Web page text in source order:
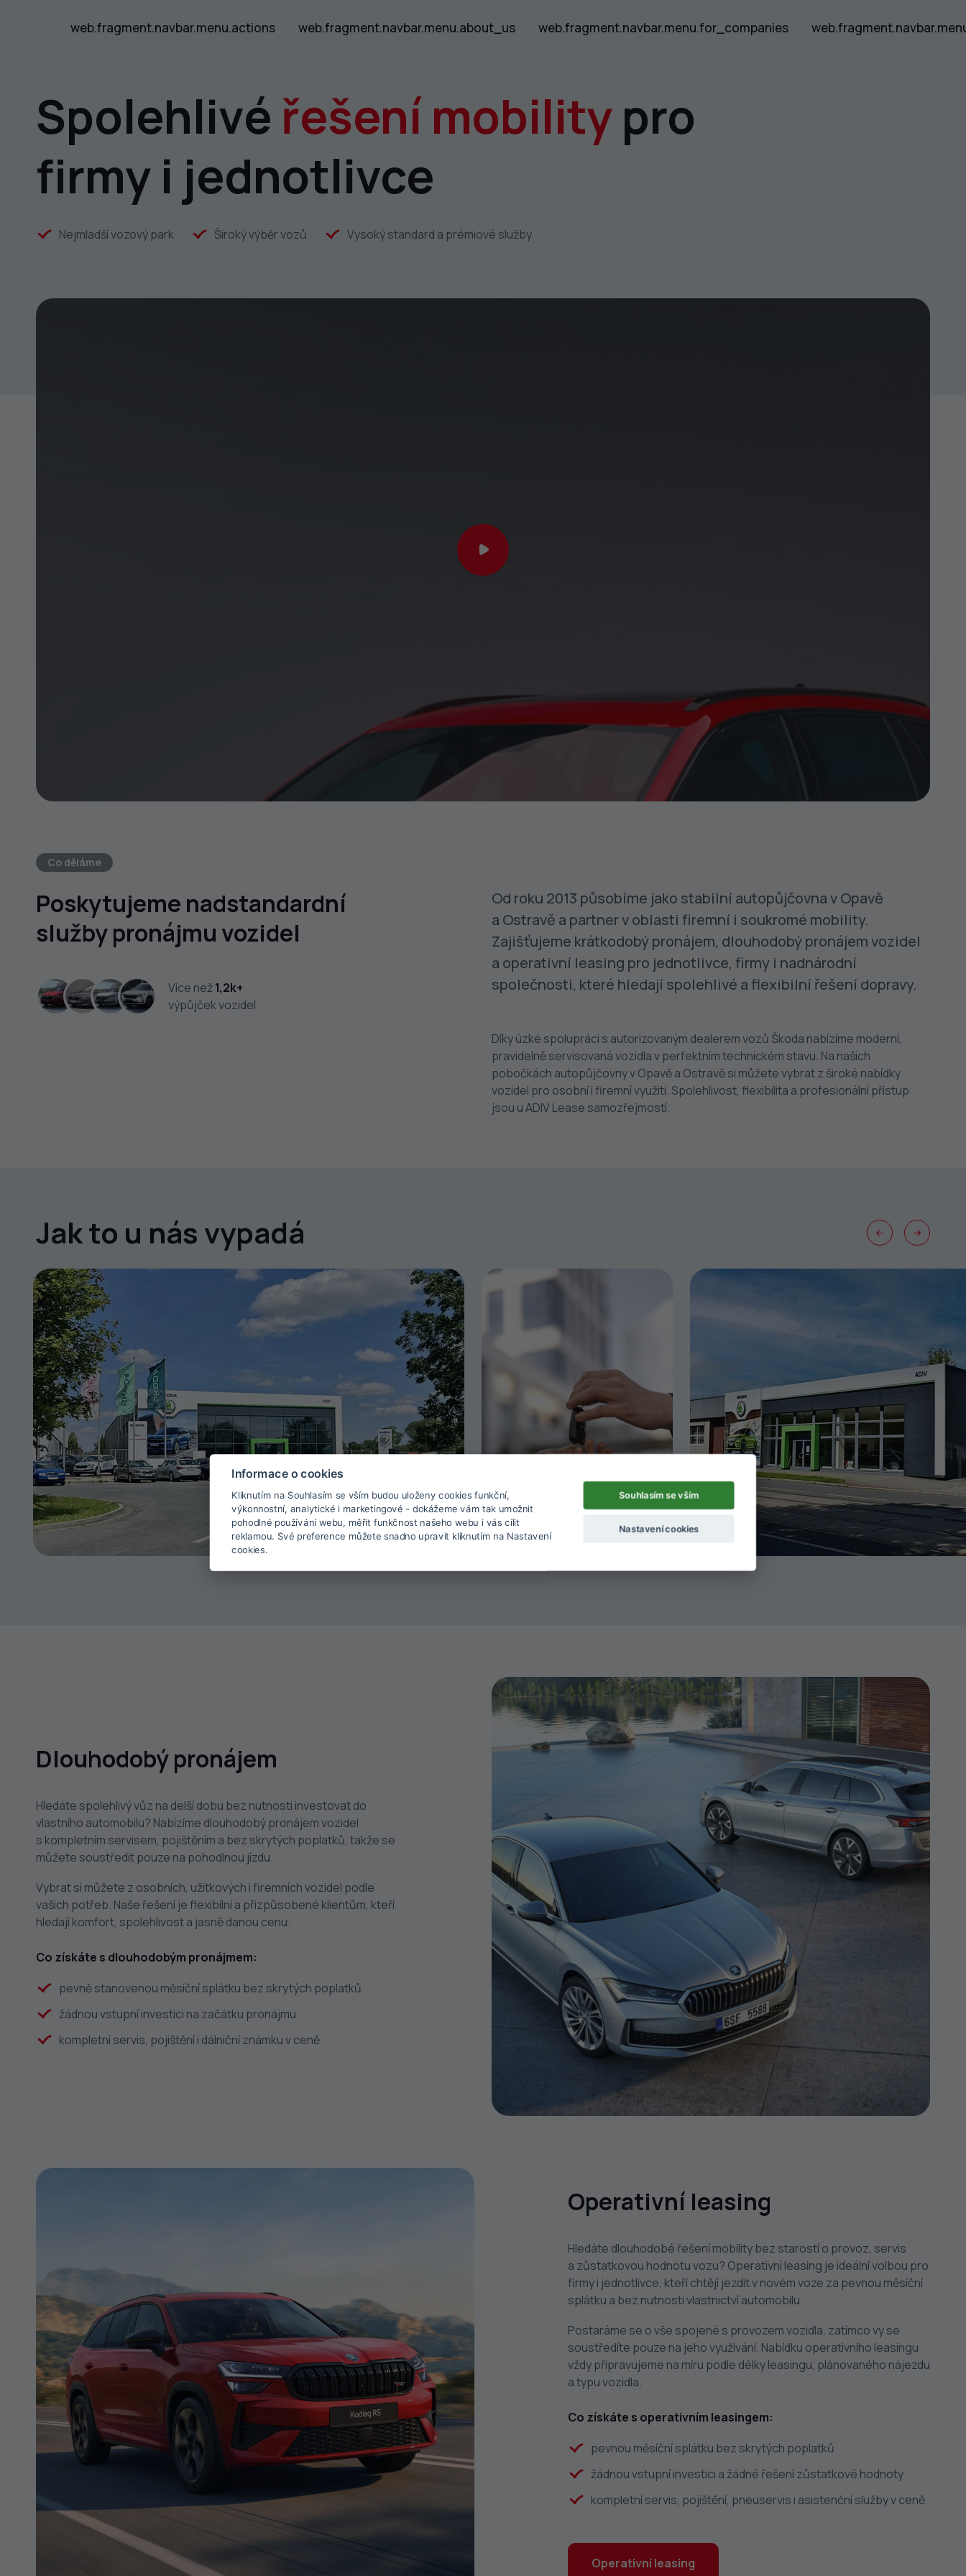
web.fragment.navbar.menu.actions web.fragment.navbar.menu.about_us web.fragment.navbar.menu.for_companies
Spolehlivéřešení mobilitypro
firmy i jednotlivce
Nejmladší vozový park Široký výběr vozů Vysoký standard a prémiové služby
Co děláme
Poskytujeme nadstandardní
služby pronájmu vozidel
Více než1,2k+
výpůjček vozidel
Od roku 2013 působíme jako stabilní autopůjčovna v Opavě
a Ostravě a partner v oblasti firemní i soukromé mobility.
Zajišťujeme krátkodobý pronájem, dlouhodobý pronájem vozidel
a operativní leasing pro jednotlivce, firmy i nadnárodní
společnosti, které hledají spolehlivé a flexibilní řešení dopravy.
Díky úzké spolupráci s autorizovaným dealerem vozů Škoda nabízíme moderní,
pravidelně servisovaná vozidla v perfektním technickém stavu. Na našich
pobočkách autopůjčovny v Opavě a Ostravě si můžete vybrat z široké nabídky
vozidel pro osobní i firemní využití. Spolehlivost, flexibilita a profesionální přístup
jsou u ADIV Lease samozřejmostí.
Jak to u nás vypadá
Dlouhodobý pronájem
Hledáte spolehlivý vůz na delší dobu bez nutnosti investovat do
vlastního automobilu? Nabízíme dlouhodobý pronájem vozidel
s kompletním servisem, pojištěním a bez skrytých poplatků, takže se
můžete soustředit pouze na pohodlnou jízdu.
Vybrat si můžete z osobních, užitkových i firemních vozidel podle
vašich potřeb. Naše řešení je flexibilní a přizpůsobené klientům, kteří
hledají komfort, spolehlivost a jasně danou cenu.
Co získáte s dlouhodobým pronájmem:
pevně stanovenou měsíční splátku bez skrytých poplatků
žádnou vstupní investici na začátku pronájmu
kompletní servis, pojištění i dálniční známku v ceně
Operativní leasing
Hledáte dlouhodobé řešení mobility bez starostí o provoz, servis
a zůstatkovou hodnotu vozu? Operativní leasing je ideální volbou pro
firmy i jednotlivce, kteří chtějí jezdit v novém voze za pevnou měsíční
splátku a bez nutnosti vlastnictví automobilu.
Postaráme se o vše spojené s provozem vozidla, zatímco vy se
soustředíte pouze na jeho využívání. Nabídku operativního leasingu
vždy připravujeme na míru podle délky leasingu, plánovaného nájezdu
a typu vozidla.
Co získáte s operativním leasingem:
pevnou měsíční splátku bez skrytých poplatků
žádnou vstupní investici a žádné řešení zůstatkové hodnoty
kompletní servis, pojištění, pneuservis i asistenční služby v ceně
Operativní leasing
Informace o cookies
Kliknutím na Souhlasím se vším budou uloženy cookies funkční,
výkonnostní, analytické i marketingové - dokážeme vám tak umožnit
pohodlné používání webu, měřit funkčnost našeho webu i vás cílit
reklamou. Své preference můžete snadno upravit kliknutím na Nastavení
cookies.
Souhlasím se vším
Nastavení cookies